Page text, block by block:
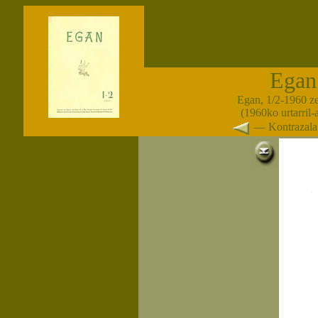
Egan
Egan, 1/2-1960
(1960ko urtarril-
—